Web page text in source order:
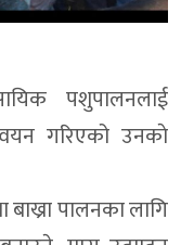
पशुपालनलाई
गरिएको उनकाे
बाख्रा पालनका लागि